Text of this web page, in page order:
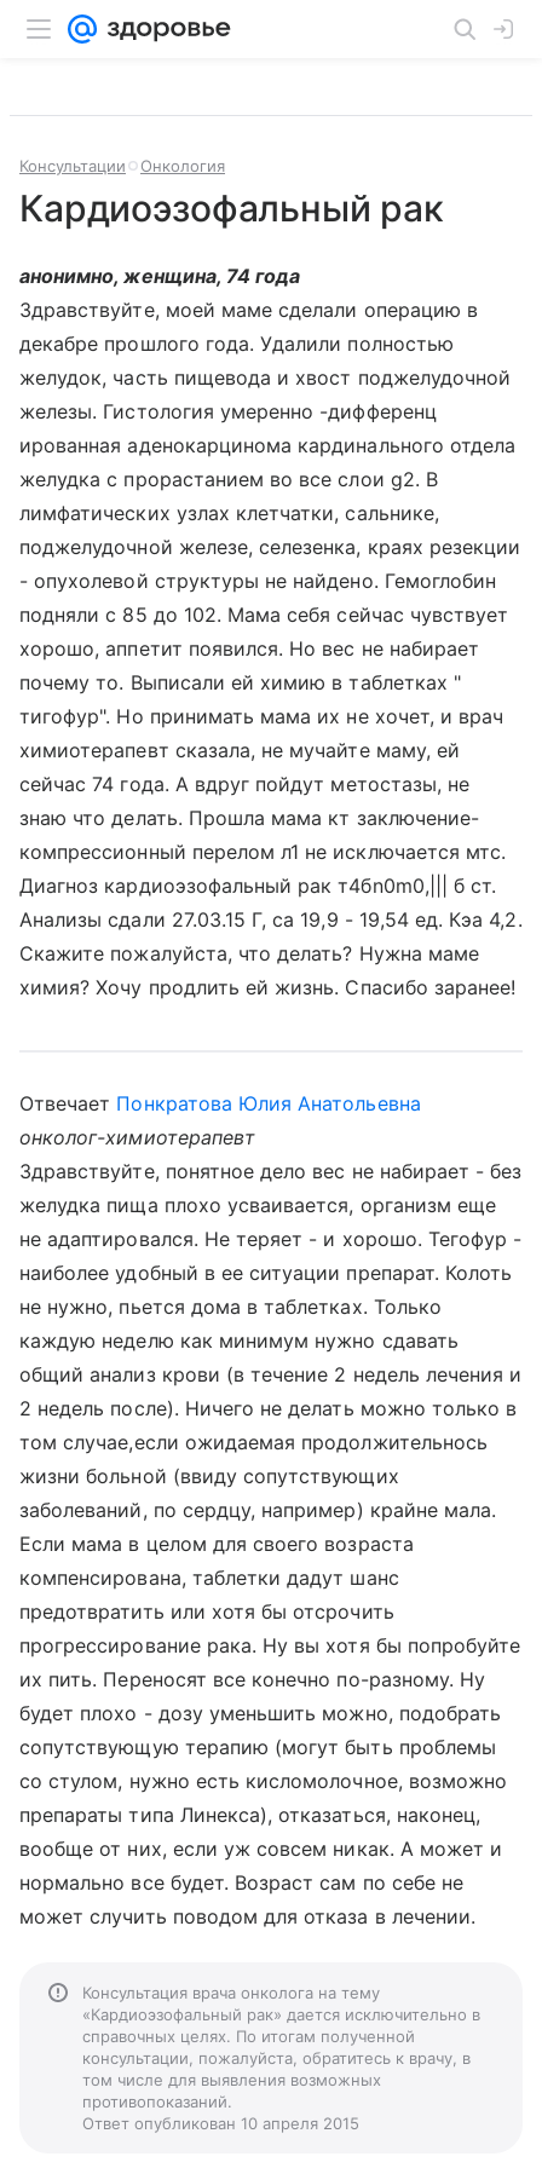
Консультации Онкология
Кардиоэзофальный рак
анонимно, женщина, 74 года
Здравствуйте, моей маме сделали операцию в
декабре прошлого года. Удалили полностью
желудок, часть пищевода и хвост поджелудочной
железы. Гистология умеренно -дифференц
ированная аденокарцинома кардинального отдела
желудка с прорастанием во все слои g2. В
лимфатических узлах клетчатки, сальнике,
поджелудочной железе, селезенка, краях резекции
- опухолевой структуры не найдено. Гемоглобин
подняли с 85 до 102. Мама себя сейчас чувствует
хорошо, аппетит появился. Но вес не набирает
почему то. Выписали ей химию в таблетках "
тигофур". Но принимать мама их не хочет, и врач
химиотерапевт сказала, не мучайте маму, ей
сейчас 74 года. А вдруг пойдут метостазы, не
знаю что делать. Прошла мама кт заключение-
компрессионный перелом л1 не исключается мтс.
Диагноз кардиоэзофальный рак т4бn0m0,||| б ст.
Анализы сдали 27.03.15 Г, ca 19,9 - 19,54 ед. Кэа 4,2.
Скажите пожалуйста, что делать? Нужна маме
химия? Хочу продлить ей жизнь. Спасибо заранее!
Отвечает Понкратова Юлия Анатольевна
онколог-химиотерапевт
Здравствуйте, понятное дело вес не набирает - без
желудка пища плохо усваивается, организм еще
не адаптировался. Не теряет - и хорошо. Тегофур -
наиболее удобный в ее ситуации препарат. Колоть
не нужно, пьется дома в таблетках. Только
каждую неделю как минимум нужно сдавать
общий анализ крови (в течение 2 недель лечения и
2 недель после). Ничего не делать можно только в
том случае,если ожидаемая продолжительнось
жизни больной (ввиду сопутствующих
заболеваний, по сердцу, например) крайне мала.
Если мама в целом для своего возраста
компенсирована, таблетки дадут шанс
предотвратить или хотя бы отсрочить
прогрессирование рака. Ну вы хотя бы попробуйте
их пить. Переносят все конечно по-разному. Ну
будет плохо - дозу уменьшить можно, подобрать
сопутствующую терапию (могут быть проблемы
со стулом, нужно есть кисломолочное, возможно
препараты типа Линекса), отказаться, наконец,
вообще от них, если уж совсем никак. А может и
нормально все будет. Возраст сам по себе не
может случить поводом для отказа в лечении.
Консультация врача онколога на тему
«Кардиоэзофальный рак» дается исключительно в
справочных целях. По итогам полученной
консультации, пожалуйста, обратитесь к врачу, в
том числе для выявления возможных
противопоказаний.
Ответ опубликован 10 апреля 2015